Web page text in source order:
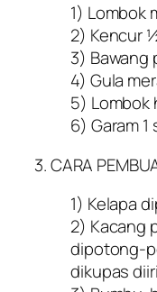
1) Lombok
2) Kencur
3) Bawang
4) Gula
5) Lombok
6) Garam
3. CARA
1) Kelapa
2) Kacang
dipotong-
dikupas